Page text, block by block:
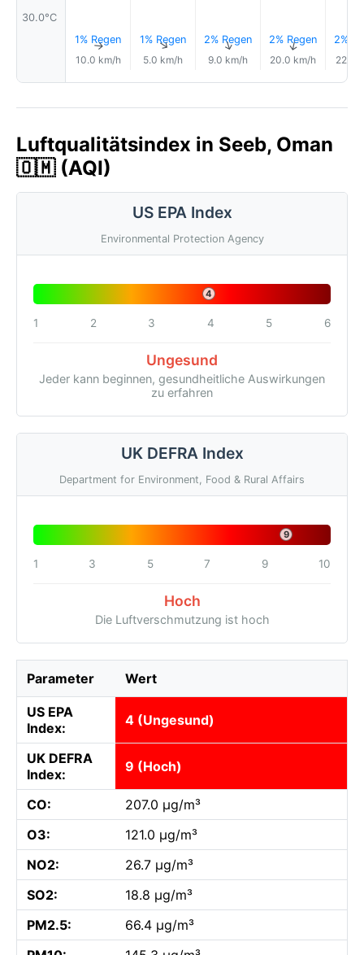
30.0°C
1% Regen
↑
10.0 km/h
1% Regen
↑
5.0 km/h
2% Regen
↑
9.0 km/h
2% Regen
↑
20.0 km/h
2%
22.0
Luftqualitätsindex in Seeb, Oman
🇴🇲 (AQI)
US EPA Index
Environmental Protection Agency
4
1 2 3 4 5 6
Ungesund
Jeder kann beginnen, gesundheitliche Auswirkungen
zu erfahren
UK DEFRA Index
Department for Environment, Food & Rural Affairs
9
1 3 5 7 9 10
Hoch
Die Luftverschmutzung ist hoch
Parameter Wert
US EPA
Index:
4 (Ungesund)
UK DEFRA
Index:
9 (Hoch)
CO:
207.0 µg/m³
O3:
121.0 µg/m³
NO2:
26.7 µg/m³
SO2:
18.8 µg/m³
PM2.5:
66.4 µg/m³